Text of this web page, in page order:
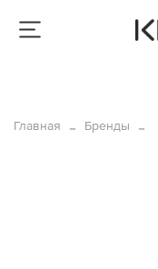
Главная Бренды